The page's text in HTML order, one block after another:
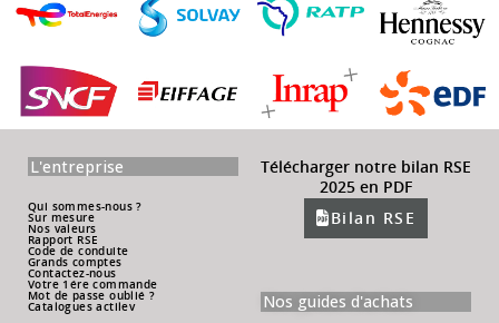
L'entreprise
Qui sommes-nous ?
Sur mesure
Nos valeurs
Rapport RSE
Code de conduite
Grands comptes
Contactez-nous
Votre 1ére commande
Mot de passe oublié ?
Catalogues actilev
Télécharger notre bilan RSE
2025 en PDF
Bilan RSE
Nos guides d'achats